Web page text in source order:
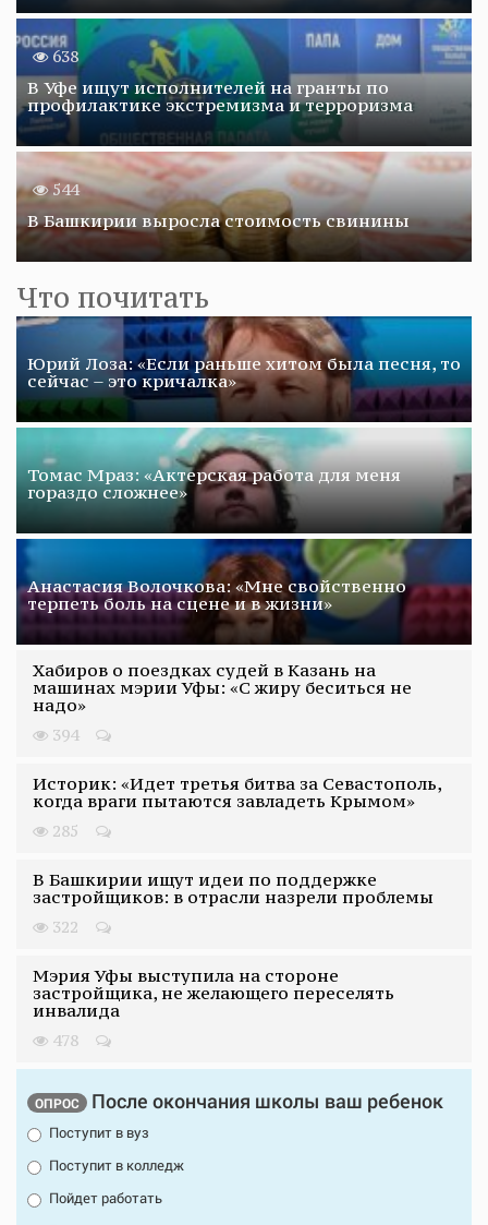
638
В Уфе ищут исполнителей на гранты по
профилактике экстремизма и терроризма
544
В Башкирии выросла стоимость свинины
Что почитать
Юрий Лоза: «Если раньше хитом была песня, то
сейчас – это кричалка»
Томас Мраз: «Актерская работа для меня
гораздо сложнее»
Анастасия Волочкова: «Мне свойственно
терпеть боль на сцене и в жизни»
Хабиров о поездках судей в Казань на
машинах мэрии Уфы: «С жиру беситься не
надо»
394
Историк: «Идет третья битва за Севастополь,
когда враги пытаются завладеть Крымом»
285
В Башкирии ищут идеи по поддержке
застройщиков: в отрасли назрели проблемы
322
Мэрия Уфы выступила на стороне
застройщика, не желающего переселять
инвалида
478
ОПРОС После окончания школы ваш ребенок
Поступит в вуз
Поступит в колледж
Пойдет работать